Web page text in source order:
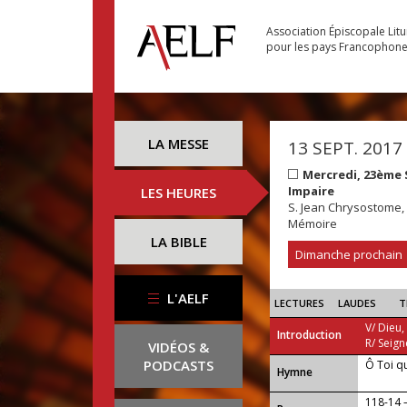
Association Épiscopale
pour les pays
LA MESSE
LES HEURES
LA BIBLE
L'AELF
VIDÉOS &
PODCASTS
13 SEPT. 2017
Mercredi,
Impaire
S. Jean
Mémoire
Dimanche prochain
LECTURES LAUDES
Introduction
V/
R/
...
Hymne Ô Toi
118-14